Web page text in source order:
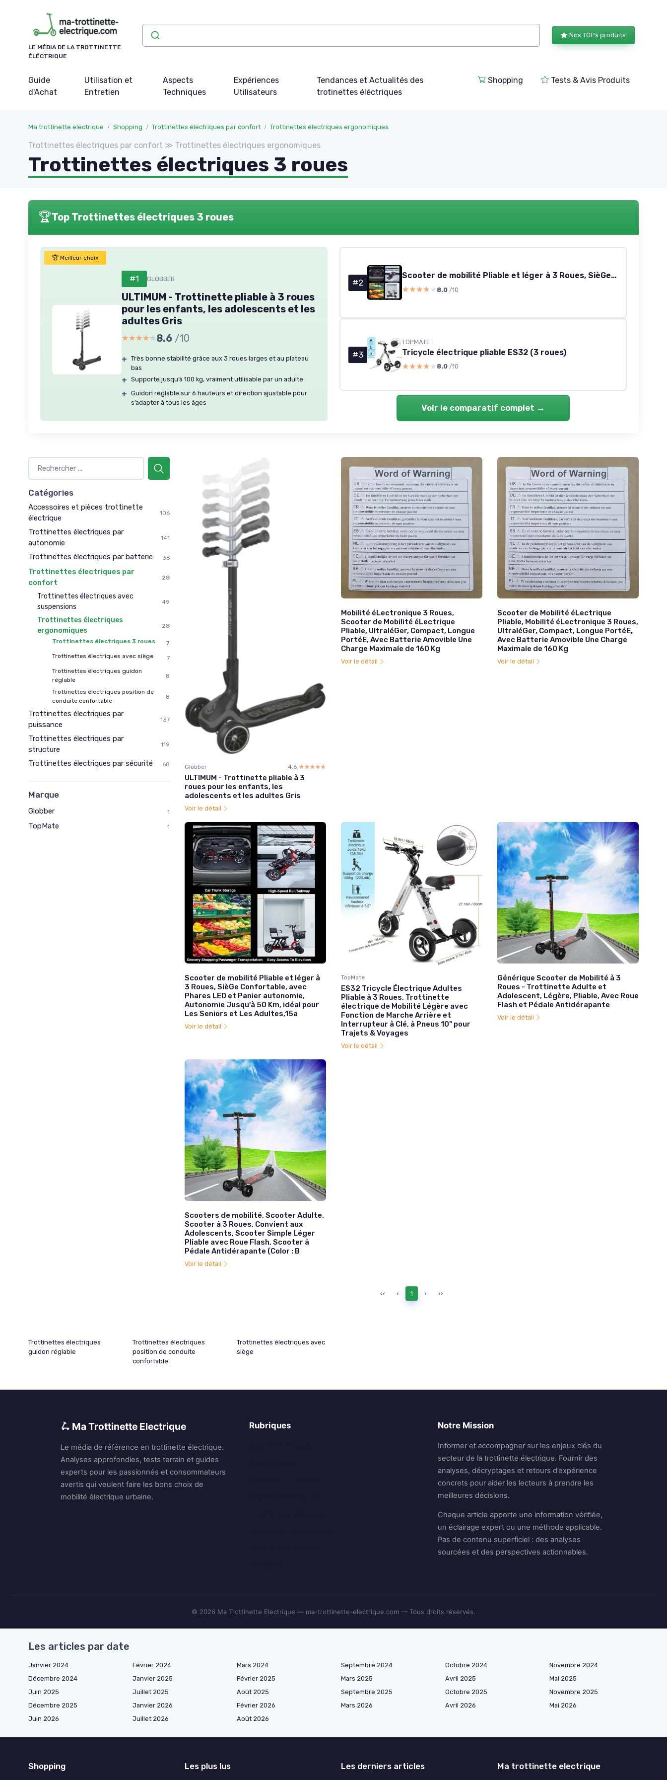
LE MÉDIA DE LA TROTTINETTE
ÉLÉCTRIQUE
Nos TOPs produits
Guide
d'Achat
Utilisation et
Entretien
Aspects
Techniques
Expériences
Utilisateurs
Tendances et Actualités des
trotinettes éléctriques
Shopping Tests & Avis Produits
Ma trottinette electrique Shopping Trottinettes électriques par confort Trottinettes électriques ergonomiques
Trottinettes électriques par confort ≫ Trottinettes électriques ergonomiques
Trottinettes électriques 3 roues
🏆Top Trottinettes électriques 3 roues
🏆 Meilleur choix
#1 GLOBBER
ULTIMUM - Trottinette pliable à 3 roues
pour les enfants, les adolescents et les
adultes Gris
★★★★★
★★★★★8.6 /10
+ Très bonne stabilité grâce aux 3 roues larges et au plateau
bas
+ Supporte jusqu’à 100 kg, vraiment utilisable par un adulte
+ Guidon réglable sur 6 hauteurs et direction ajustable pour
s’adapter à tous les âges
#2
Scooter de mobilité Pliable et léger à 3 Roues, SièGe Confortable, avec Phares LED et Panier autonomie, Autonomie Jusqu'à 50 Km, idéal pour Les Seniors et Les Adultes,15a
★★★★★
★★★★★ 8.0 /10
#3
TOPMATE
Tricycle électrique pliable ES32 (3 roues)
★★★★★
★★★★★ 8.0 /10
Voir le comparatif complet →
Catégories
Accessoires et pièces trottinette
électrique
106
Trottinettes électriques par
autonomie
141
Trottinettes électriques par batterie 36
Trottinettes électriques par
confort
28
Trottinettes électriques avec
suspensions
49
Trottinettes électriques
ergonomiques
28
Trottinettes électriques 3 roues
7
Trottinettes électriques avec siège
7
Trottinettes électriques guidon
réglable
8
Trottinettes électriques position de
conduite confortable
8
Trottinettes électriques par
puissance
137
Trottinettes électriques par
structure
119
Trottinettes électriques par sécurité 68
Marque
Globber 1
TopMate 1
Globber 4.6 ☆☆☆☆☆
★★★★★
ULTIMUM - Trottinette pliable à 3
roues pour les enfants, les
adolescents et les adultes Gris
Voir le détail
Mobilité éLectronique 3 Roues,
Scooter de Mobilité éLectrique
Pliable, UltraléGer, Compact, Longue
PortéE, Avec Batterie Amovible Une
Charge Maximale de 160 Kg
Voir le détail
Scooter de Mobilité éLectrique
Pliable, Mobilité éLectronique 3 Roues,
UltraléGer, Compact, Longue PortéE,
Avec Batterie Amovible Une Charge
Maximale de 160 Kg
Voir le détail
Scooter de mobilité Pliable et léger à
3 Roues, SièGe Confortable, avec
Phares LED et Panier autonomie,
Autonomie Jusqu'à 50 Km, idéal pour
Les Seniors et Les Adultes,15a
Voir le détail
TopMate
ES32 Tricycle Électrique Adultes
Pliable à 3 Roues, Trottinette
électrique de Mobilité Légère avec
Fonction de Marche Arrière et
Interrupteur à Clé, à Pneus 10" pour
Trajets & Voyages
Voir le détail
Générique Scooter de Mobilité à 3
Roues - Trottinette Adulte et
Adolescent, Légère, Pliable, Avec Roue
Flash et Pédale Antidérapante
Voir le détail
Scooters de mobilité, Scooter Adulte,
Scooter à 3 Roues, Convient aux
Adolescents, Scooter Simple Léger
Pliable avec Roue Flash, Scooter à
Pédale Antidérapante (Color : B
Voir le détail
‹‹ ‹ 1 › ››
Trottinettes électriques
guidon réglable
Trottinettes électriques
position de conduite
confortable
Trottinettes électriques avec
siège
🛴 Ma Trottinette Electrique
Le média de référence en trottinette électrique.
Analyses approfondies, tests terrain et guides
experts pour les passionnés et consommateurs
avertis qui veulent faire les bons choix de
mobilité électrique urbaine.
Rubriques Notre Mission
Informer et accompagner sur les enjeux clés du
secteur de la trottinette électrique. Fournir des
analyses, décryptages et retours d’expérience
concrets pour aider les lecteurs à prendre les
meilleures décisions.
Chaque article apporte une information vérifiée,
un éclairage expert ou une méthode applicable.
Pas de contenu superficiel : des analyses
sourcées et des perspectives actionnables.
© 2026 Ma Trottinette Electrique — ma-trottinette-electrique.com — Tous droits réservés.
Les articles par date
Janvier 2024 Février 2024 Mars 2024 Septembre 2024 Octobre 2024
Novembre 2024
Décembre 2024
Janvier 2025 Février 2025 Mars 2025 Avril 2025
Mai 2025
Juin 2025
Juillet 2025 Août 2025 Septembre 2025 Octobre 2025
Novembre 2025
Décembre 2025
Janvier 2026 Février 2026 Mars 2026 Avril 2026
Mai 2026
Juin 2026
Juillet 2026 Août 2026
Shopping Les plus lus Les derniers articles Ma trottinette electrique